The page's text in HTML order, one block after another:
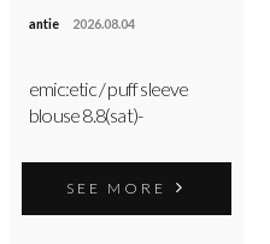
antie 2026.08.04
emic:etic / puff sleeve
blouse 8.8(sat)-
SEE MORE